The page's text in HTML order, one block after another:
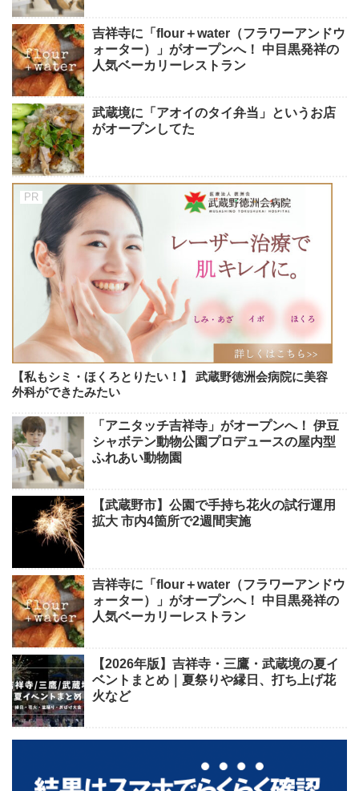
吉祥寺に「flour＋water（フラワーアンドウ
ォーター）」がオープンへ！ 中目黒発祥の
人気ベーカリーレストラン
武蔵境に「アオイのタイ弁当」というお店
がオープンしてた
【私もシミ・ほくろとりたい！】 武蔵野徳洲会病院に美容
外科ができたみたい
「アニタッチ吉祥寺」がオープンへ！ 伊豆
シャボテン動物公園プロデュースの屋内型
ふれあい動物園
【武蔵野市】公園で手持ち花火の試行運用
拡大 市内4箇所で2週間実施
吉祥寺に「flour＋water（フラワーアンドウ
ォーター）」がオープンへ！ 中目黒発祥の
人気ベーカリーレストラン
【2026年版】吉祥寺・三鷹・武蔵境の夏イ
ベントまとめ｜夏祭りや縁日、打ち上げ花
火など